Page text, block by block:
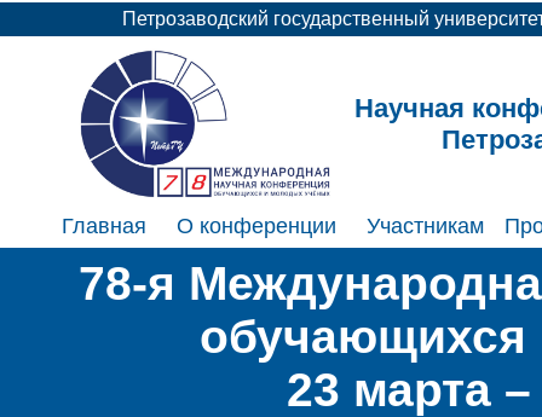
Петрозаводский государственный
Научная
Главная О конференции Участникам
78-я
23 марта